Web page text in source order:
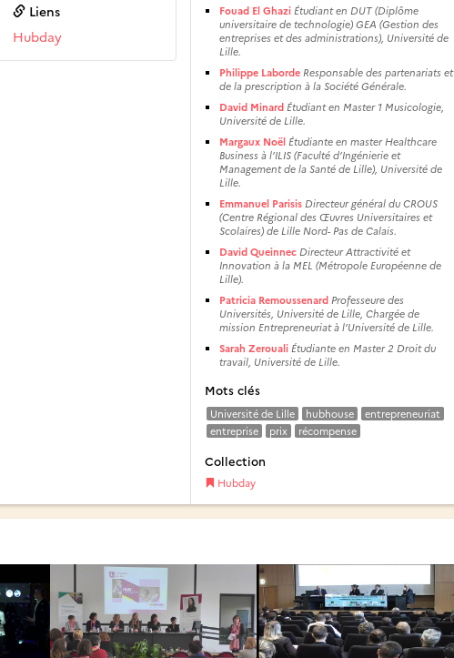
Liens
Hubday
Fouad El Ghazi Étudiant en DUT (Diplôme
universitaire de technologie) GEA (Gestion des
entreprises et des administrations), Université de
Lille.
Philippe Laborde Responsable des partenariats et
de la prescription à la Société Générale.
David Minard Étudiant en Master 1 Musicologie,
Université de Lille.
Margaux Noël Étudiante en master Healthcare
Business à l’ILIS (Faculté d’Ingénierie et
Management de la Santé de Lille), Université de
Lille.
Emmanuel Parisis Directeur général du CROUS
(Centre Régional des Œuvres Universitaires et
Scolaires) de Lille Nord- Pas de Calais.
David Queinnec Directeur Attractivité et
Innovation à la MEL (Métropole Européenne de
Lille).
Patricia Remoussenard Professeure des
Universités, Université de Lille, Chargée de
mission Entrepreneuriat à l’Université de Lille.
Sarah Zerouali Étudiante en Master 2 Droit du
travail, Université de Lille.
Mots clés
Université de Lille hubhouse
entrepreneuriat
entreprise
prix récompense
Collection
Hubday